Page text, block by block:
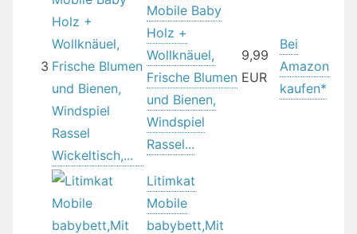
3
Mobile Baby
Holz +
Wollknäuel,
Frische Blumen
und Bienen,
Windspiel
Rassel...
9,99
EUR
Bei
Amazon
kaufen*
Litimkat
Mobile
babybett,Mit